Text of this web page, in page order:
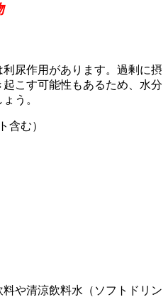
尿作用があります。過剰に摂
こす可能性もあるため、水分
う。
含む）
や清涼飲料水（ソフトドリン